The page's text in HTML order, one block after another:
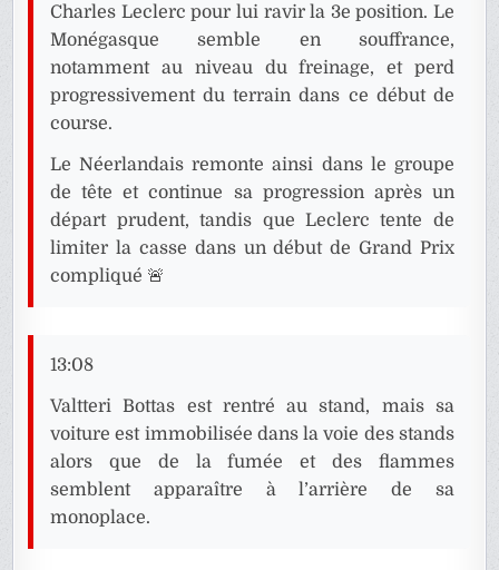
Charles Leclerc pour lui ravir la 3e position. Le
Monégasque semble en souffrance,
notamment au niveau du freinage, et perd
progressivement du terrain dans ce début de
course.
Le Néerlandais remonte ainsi dans le groupe
de tête et continue sa progression après un
départ prudent, tandis que Leclerc tente de
limiter la casse dans un début de Grand Prix
compliqué 🚨
13:08
Valtteri Bottas est rentré au stand, mais sa
voiture est immobilisée dans la voie des stands
alors que de la fumée et des flammes
semblent apparaître à l’arrière de sa
monoplace.